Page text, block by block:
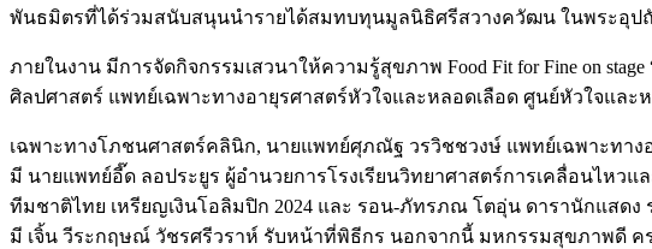
พันธมิตรที่ได้ร่วมสนับสนุนนำรายได้สมทบทุนมูลนิธิศรีสวางควัฒน ในพระอุป
ภายในงาน มีการจัดกิจกรรมเสวนาให้ความรู้สุขภาพ Food Fit for Fine on
ศิลปศาสตร์ แพทย์เฉพาะทางอายุรศาสตร์หัวใจและหลอดเลือด ศูนย์หัวใจแล
เฉพาะทางโภชนศาสตร์คลินิก, นายแพทย์ศุภณัฐ วรวิชชวงษ์ แพทย์เฉพาะทา
มี นายแพทย์อี๊ด ลอประยูร ผู้อำนวยการโรงเรียนวิทยาศาสตร์การเคลื่อนไ
ทีมชาติไทย เหรียญเงินโอลิมปิก 2024 และ รอน-ภัทรภณ โตอุ่น ดารานักแสดง
มี เจิ้น วีระกฤษณ์ วัชรศรีวราห์ รับหน้าที่พิธีกร นอกจากนี้ มหกรรมสุขภาพดี